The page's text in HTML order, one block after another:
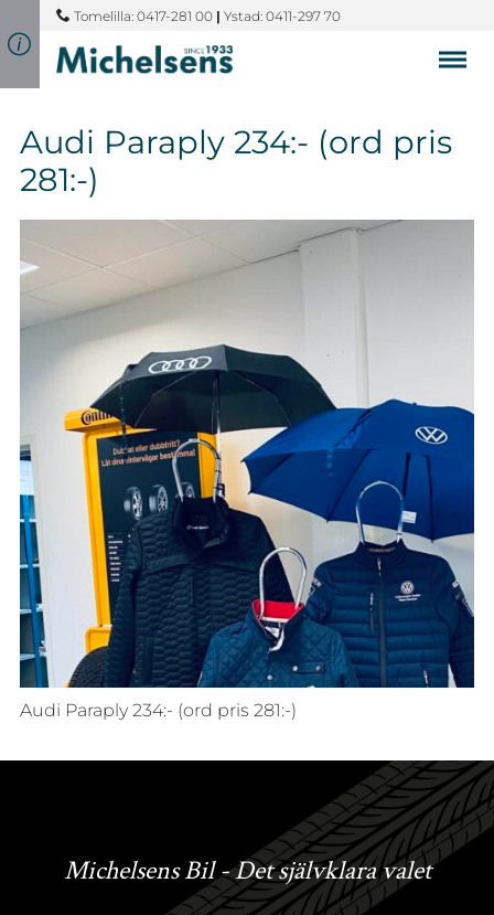
Tomelilla: 0417-281 00 | Ystad: 0411-297 70
Audi Paraply 234:- (ord pris
281:-)
Audi Paraply 234:- (ord pris 281:-)
Michelsens Bil - Det självklara valet